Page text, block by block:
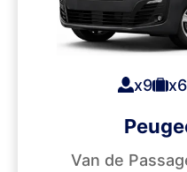
x9 x6
Van de